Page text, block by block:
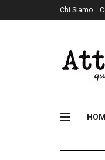
Chi Siamo